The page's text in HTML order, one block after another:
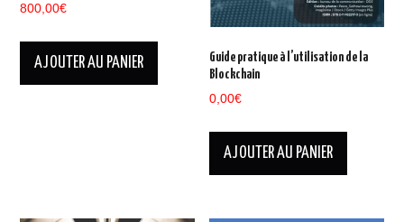
800,00€
AJOUTER AU PANIER
Guide pratique à l’utilisation de la
Blockchain
0,00€
AJOUTER AU PANIER